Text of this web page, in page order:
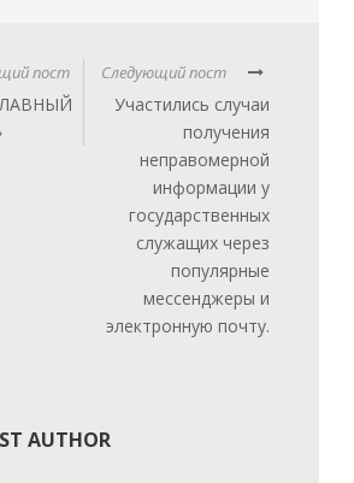
пост Следующий пост
Участились случаи
получения
неправомерной
информации у
государственных
служащих через
популярные
мессенджеры и
электронную почту.
AUTHOR